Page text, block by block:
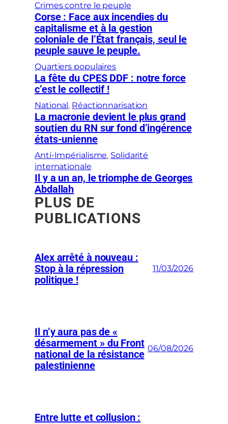
Crimes contre le peuple
Corse : Face aux incendies du
capitalisme et à la gestion
coloniale de l’État français, seul le
peuple sauve le peuple.
Quartiers populaires
La fête du CPES DDF : notre force
c’est le collectif !
National , Réactionnarisation
La macronie devient le plus grand
soutien du RN sur fond d’ingérence
états-unienne
Anti-Impérialisme, Solidarité
internationale
Il y a un an, le triomphe de Georges
Abdallah
PLUS DE
PUBLICATIONS
Alex arrêté à nouveau :
Stop à la répression
politique !
11/03/2026
Il n’y aura pas de «
désarmement » du Front
national de la résistance
palestinienne
06/08/2026
Entre lutte et collusion :